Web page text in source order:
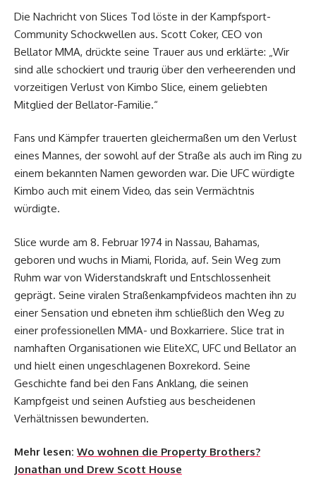
Die Nachricht von Slices Tod löste in der Kampfsport-
Community Schockwellen aus. Scott Coker, CEO von
Bellator MMA, drückte seine Trauer aus und erklärte: „Wir
sind alle schockiert und traurig über den verheerenden und
vorzeitigen Verlust von Kimbo Slice, einem geliebten
Mitglied der Bellator-Familie.“
Fans und Kämpfer trauerten gleichermaßen um den Verlust
eines Mannes, der sowohl auf der Straße als auch im Ring zu
einem bekannten Namen geworden war. Die UFC würdigte
Kimbo auch mit einem Video, das sein Vermächtnis
würdigte.
Slice wurde am 8. Februar 1974 in Nassau, Bahamas,
geboren und wuchs in Miami, Florida, auf. Sein Weg zum
Ruhm war von Widerstandskraft und Entschlossenheit
geprägt. Seine viralen Straßenkampfvideos machten ihn zu
einer Sensation und ebneten ihm schließlich den Weg zu
einer professionellen MMA- und Boxkarriere. Slice trat in
namhaften Organisationen wie EliteXC, UFC und Bellator an
und hielt einen ungeschlagenen Boxrekord. Seine
Geschichte fand bei den Fans Anklang, die seinen
Kampfgeist und seinen Aufstieg aus bescheidenen
Verhältnissen bewunderten.
Mehr lesen: Wo wohnen die Property Brothers?
Jonathan und Drew Scott House